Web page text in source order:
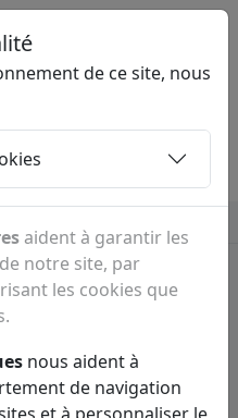
.BE
Articles Contact
départ avec
de ce site, nous
aident à garantir les
notre site, par
les cookies que
nous aident à
de navigation